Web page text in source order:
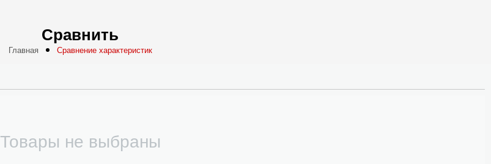
Сравнить
Главная Сравнение характеристик
Товары не выбраны